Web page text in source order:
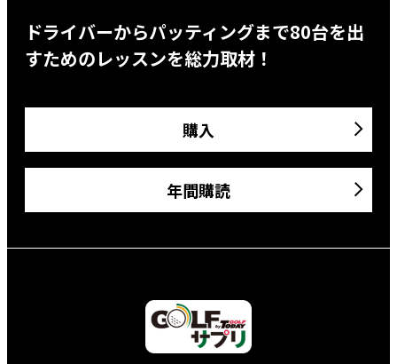
ドライバーからパッティングまで80台を出
すためのレッスンを総力取材！
購入
年間購読